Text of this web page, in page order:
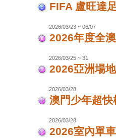
FIFA 盧旺達
2026/03/23 ~ 06/07
2026年度全
2026/03/25 ~ 31
2026亞洲場
2026/03/28
澳門少年超快
2026/03/28
2026室內單